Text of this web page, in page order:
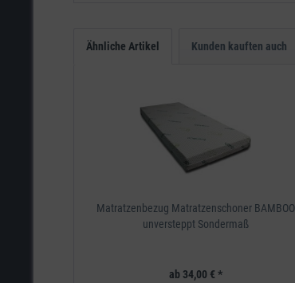
Ähnliche Artikel Kunden kauften auch
Matratzenbezug Matratzenschoner BAMBOO
unversteppt Sondermaß
ab 34,00 € *